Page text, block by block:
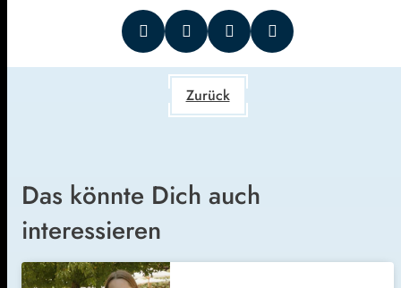
Zurück
Das könnte Dich auch
interessieren